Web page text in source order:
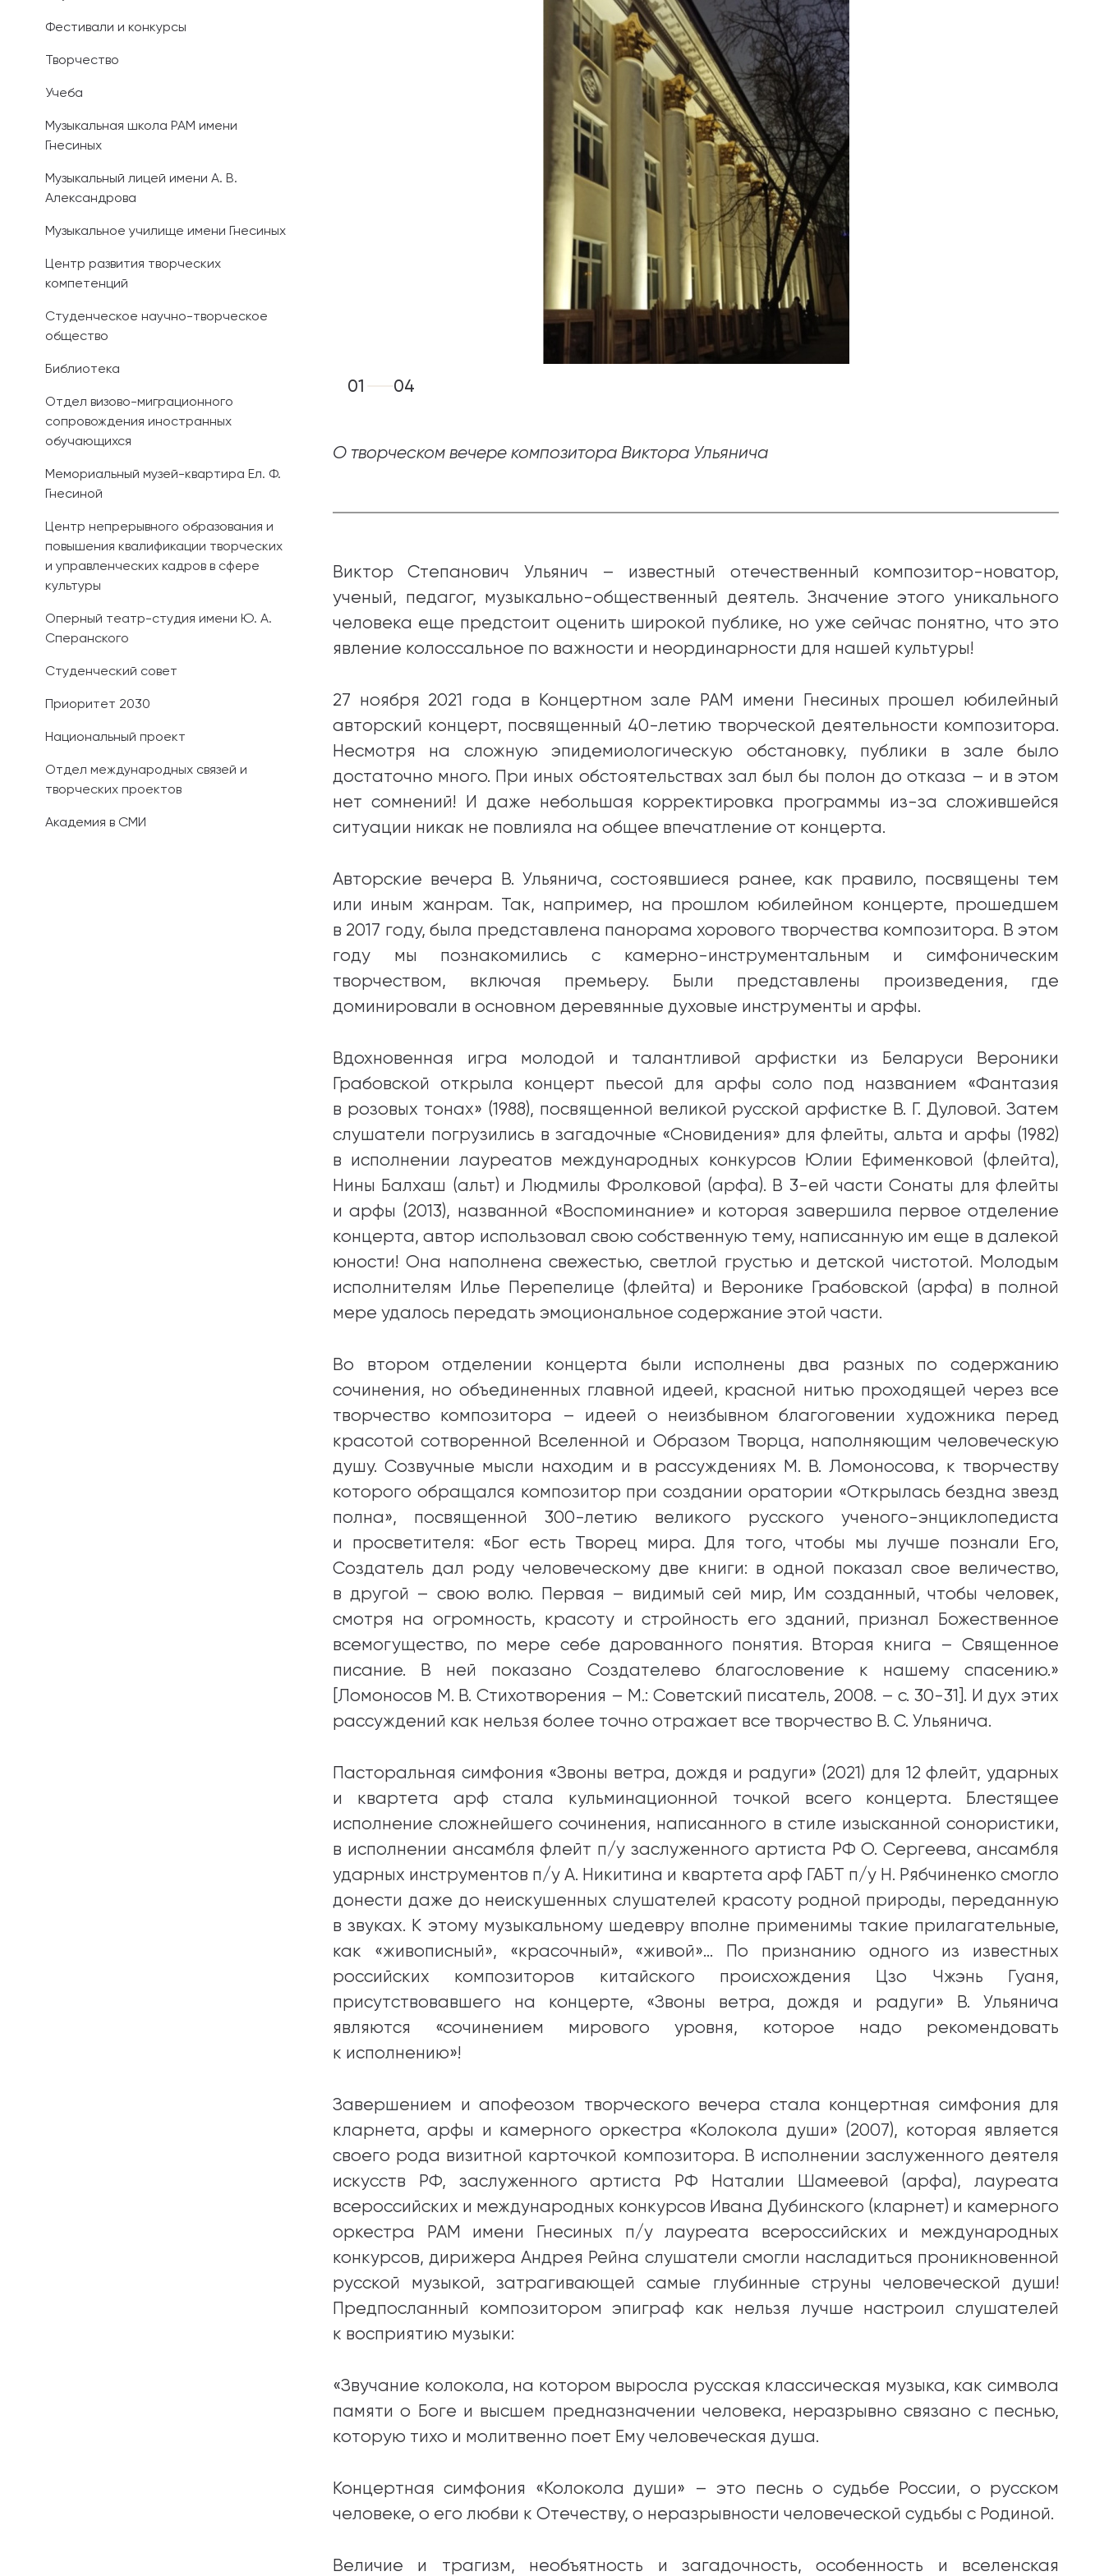
Контакты приемной комиссии
Фестивали и конкурсы
Творчество
Учеба
Музыкальная школа РАМ имени
Гнесиных
Музыкальный лицей имени А. В.
Александрова
Музыкальное училище имени Гнесиных
Центр развития творческих
компетенций
Студенческое научно-творческое
общество
Библиотека
Отдел визово-миграционного
сопровождения иностранных
обучающихся
Мемориальный музей-квартира Ел. Ф.
Гнесиной
Центр непрерывного образования и
повышения квалификации творческих
и управленческих кадров в сфере
культуры
Оперный театр-студия имени Ю. А.
Сперанского
Студенческий совет
Приоритет 2030
Национальный проект
Отдел международных связей и
творческих проектов
Академия в СМИ
01 04
О творческом вечере композитора Виктора Ульянича
Виктор Степанович Ульянич – известный отечественный композитор-новатор,
ученый, педагог, музыкально-общественный деятель. Значение этого уникального
человека еще предстоит оценить широкой публике, но уже сейчас понятно, что это
явление колоссальное по важности и неординарности для нашей культуры!
27 ноября 2021 года в Концертном зале РАМ имени Гнесиных прошел юбилейный
авторский концерт, посвященный 40-летию творческой деятельности композитора.
Несмотря на сложную эпидемиологическую обстановку, публики в зале было
достаточно много. При иных обстоятельствах зал был бы полон до отказа – и в этом
нет сомнений! И даже небольшая корректировка программы из-за сложившейся
ситуации никак не повлияла на общее впечатление от концерта.
Авторские вечера В. Ульянича, состоявшиеся ранее, как правило, посвящены тем
или иным жанрам. Так, например, на прошлом юбилейном концерте, прошедшем
в 2017 году, была представлена панорама хорового творчества композитора. В этом
году мы познакомились с камерно-инструментальным и симфоническим
творчеством, включая премьеру. Были представлены произведения, где
доминировали в основном деревянные духовые инструменты и арфы.
Вдохновенная игра молодой и талантливой арфистки из Беларуси Вероники
Грабовской открыла концерт пьесой для арфы соло под названием «Фантазия
в розовых тонах» (1988), посвященной великой русской арфистке В. Г. Дуловой. Затем
слушатели погрузились в загадочные «Сновидения» для флейты, альта и арфы (1982)
в исполнении лауреатов международных конкурсов Юлии Ефименковой (флейта),
Нины Балхаш (альт) и Людмилы Фролковой (арфа). В 3-ей части Сонаты для флейты
и арфы (2013), названной «Воспоминание» и которая завершила первое отделение
концерта, автор использовал свою собственную тему, написанную им еще в далекой
юности! Она наполнена свежестью, светлой грустью и детской чистотой. Молодым
исполнителям Илье Перепелице (флейта) и Веронике Грабовской (арфа) в полной
мере удалось передать эмоциональное содержание этой части.
Во втором отделении концерта были исполнены два разных по содержанию
сочинения, но объединенных главной идеей, красной нитью проходящей через все
творчество композитора – идеей о неизбывном благоговении художника перед
красотой сотворенной Вселенной и Образом Творца, наполняющим человеческую
душу. Созвучные мысли находим и в рассуждениях М. В. Ломоносова, к творчеству
которого обращался композитор при создании оратории «Открылась бездна звезд
полна», посвященной 300-летию великого русского ученого-энциклопедиста
и просветителя: «Бог есть Творец мира. Для того, чтобы мы лучше познали Его,
Создатель дал роду человеческому две книги: в одной показал свое величество,
в другой – свою волю. Первая – видимый сей мир, Им созданный, чтобы человек,
смотря на огромность, красоту и стройность его зданий, признал Божественное
всемогущество, по мере себе дарованного понятия. Вторая книга – Священное
писание. В ней показано Создателево благословение к нашему спасению.»
[Ломоносов М. В. Стихотворения – М.: Советский писатель, 2008. – с. 30-31]. И дух этих
рассуждений как нельзя более точно отражает все творчество В. С. Ульянича.
Пасторальная симфония «Звоны ветра, дождя и радуги» (2021) для 12 флейт, ударных
и квартета арф стала кульминационной точкой всего концерта. Блестящее
исполнение сложнейшего сочинения, написанного в стиле изысканной сонористики,
в исполнении ансамбля флейт п/у заслуженного артиста РФ О. Сергеева, ансамбля
ударных инструментов п/у А. Никитина и квартета арф ГАБТ п/у Н. Рябчиненко смогло
донести даже до неискушенных слушателей красоту родной природы, переданную
в звуках. К этому музыкальному шедевру вполне применимы такие прилагательные,
как «живописный», «красочный», «живой»… По признанию одного из известных
российских композиторов китайского происхождения Цзо Чжэнь Гуаня,
присутствовавшего на концерте, «Звоны ветра, дождя и радуги» В. Ульянича
являются «сочинением мирового уровня, которое надо рекомендовать
к исполнению»!
Завершением и апофеозом творческого вечера стала концертная симфония для
кларнета, арфы и камерного оркестра «Колокола души» (2007), которая является
своего рода визитной карточкой композитора. В исполнении заслуженного деятеля
искусств РФ, заслуженного артиста РФ Наталии Шамеевой (арфа), лауреата
всероссийских и международных конкурсов Ивана Дубинского (кларнет) и камерного
оркестра РАМ имени Гнесиных п/у лауреата всероссийских и международных
конкурсов, дирижера Андрея Рейна слушатели смогли насладиться проникновенной
русской музыкой, затрагивающей самые глубинные струны человеческой души!
Предпосланный композитором эпиграф как нельзя лучше настроил слушателей
к восприятию музыки:
«Звучание колокола, на котором выросла русская классическая музыка, как символа
памяти о Боге и высшем предназначении человека, неразрывно связано с песнью,
которую тихо и молитвенно поет Ему человеческая душа.
Концертная симфония «Колокола души» – это песнь о судьбе России, о русском
человеке, о его любви к Отечеству, о неразрывности человеческой судьбы с Родиной.
Величие и трагизм, необъятность и загадочность, особенность и вселенская